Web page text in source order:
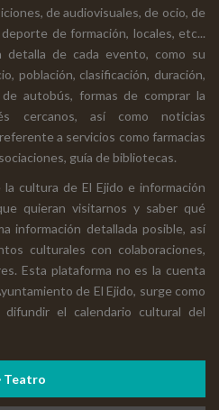
de audiovisuales, de ocio, de
de formación, locales, etc...
detalla de cada evento, como su
población, clasificación, duración,
autobús, formas de comprar la
cercanos, así como noticias
a servicios como farmacias
guía de bibliotecas.
cultura de El Ejido e información
quieran visitarnos y saber qué
información detallada posible, así
culturales con colaboraciones,
Esta plataforma no es la cuenta
de El Ejido, surge como
difundir el calendario cultural del
Teatro